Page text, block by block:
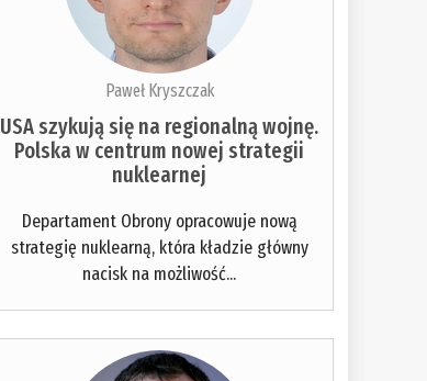
Paweł Kryszczak
USA szykują się na regionalną wojnę.
Polska w centrum nowej strategii
nuklearnej
Departament Obrony opracowuje nową
strategię nuklearną, która kładzie główny
nacisk na możliwość...